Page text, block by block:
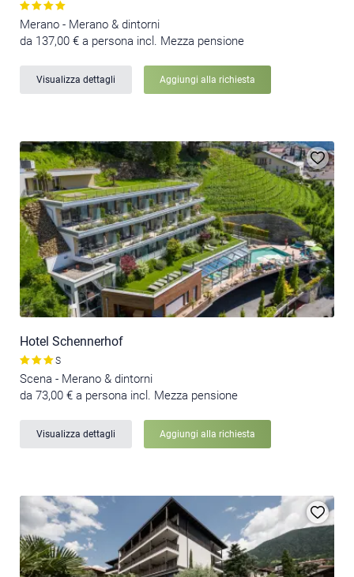
Merano - Merano & dintorni
da 137,00 € a persona incl. Mezza pensione
Visualizza dettagli Aggiungi alla richiesta
Hotel Schennerhof
S
Scena - Merano & dintorni
da 73,00 € a persona incl. Mezza pensione
Visualizza dettagli Aggiungi alla richiesta